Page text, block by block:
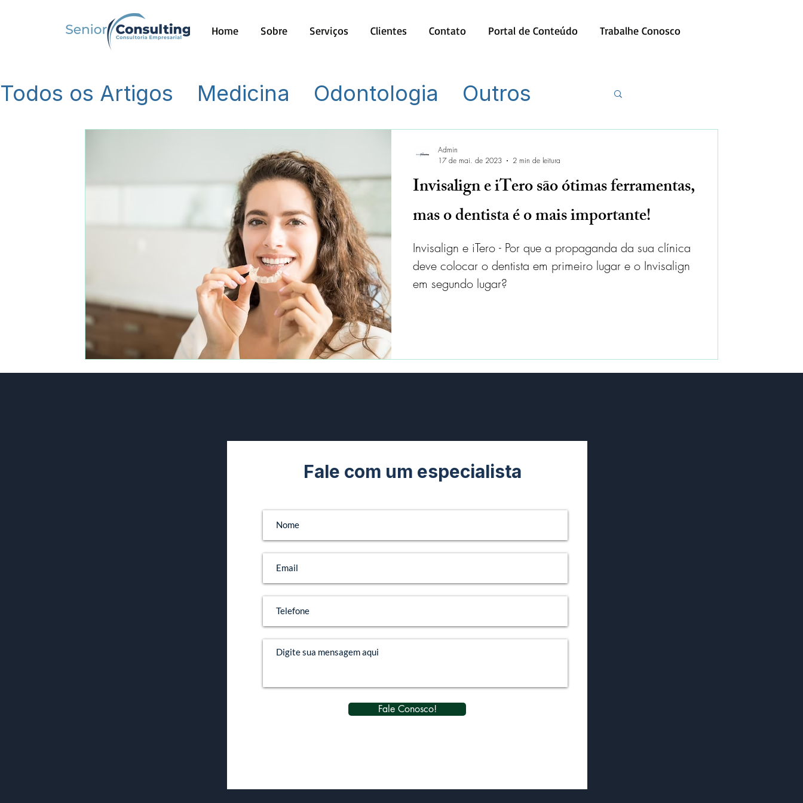
Home Sobre Serviços Clientes Contato Portal de Conteúdo Trabalhe Conosco
Todos os Artigos Medicina Odontologia Outros
Invisalign e iTero são ótimas ferramentas,
mas o dentista é o mais importante!
Invisalign e iTero - Por que a propaganda da sua clínica
deve colocar o dentista em primeiro lugar e o Invisalign
em segundo lugar?
Admin
17 de mai. de 2023
2 min de leitura
Fale com um especialista
Fale Conosco!